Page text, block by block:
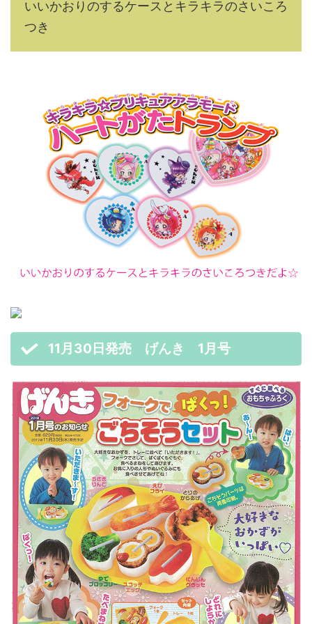
いいかおりのするケースとキラキラのさいころ
つき
11月30日発売 げんき 1月号